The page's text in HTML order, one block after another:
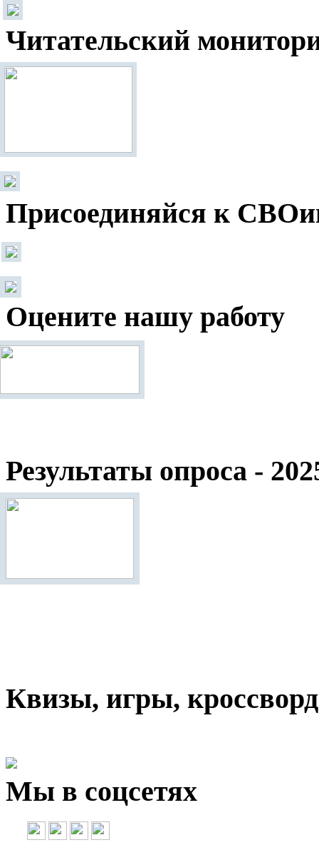
Читательский
Присоединяйся к
Оцените нашу работу
Результаты опроса -
Квизы, игры,
Мы в соцсетях